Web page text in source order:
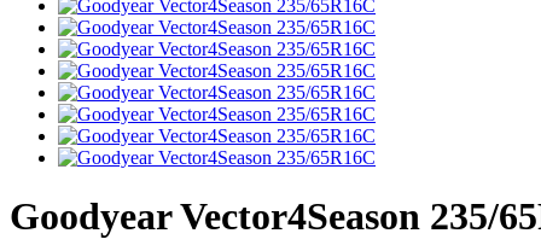
Goodyear Vector4Season 235/